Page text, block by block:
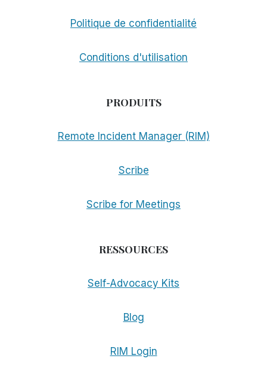
Politique de confidentialité
Conditions d'utilisation
PRODUITS
Remote Incident Manager (RIM)
Scribe
Scribe for Meetings
RESSOURCES
Self-Advocacy Kits
Blog
RIM Login